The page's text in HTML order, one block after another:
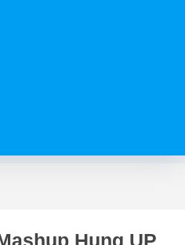
Hung UP